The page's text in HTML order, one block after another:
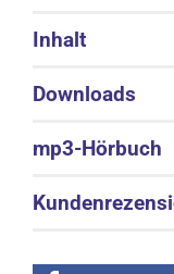
Inhalt
Downloads
mp3-Hörbuch